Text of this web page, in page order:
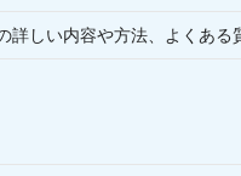
詳しい内容や方法、よくある